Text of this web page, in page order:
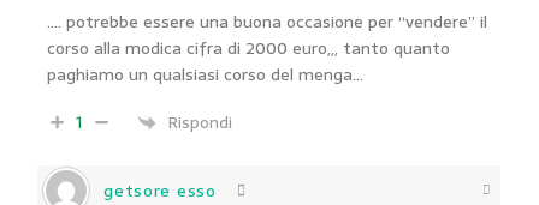
…. potrebbe essere una buona occasione per “vendere” il
corso alla modica cifra di 2000 euro,,, tanto quanto
paghiamo un qualsiasi corso del menga…
1
Rispondi
getsore esso